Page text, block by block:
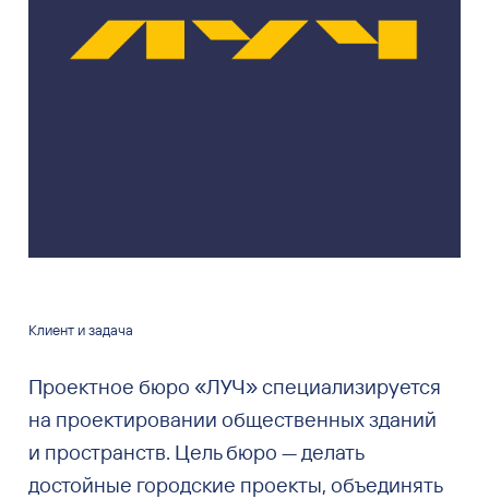
Клиент и задача
Проектное бюро «ЛУЧ» специализируется
на проектировании общественных зданий
и пространств. Цель бюро — делать
достойные городские проекты, объединять